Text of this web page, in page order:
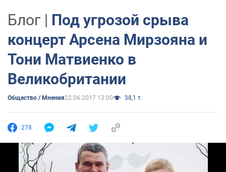
Блог | Под угрозой срыва
концерт Арсена Мирзояна и
Тони Матвиенко в
Великобритании
Общество / Мнения22.06.2017 13:00 38,1 т.
278